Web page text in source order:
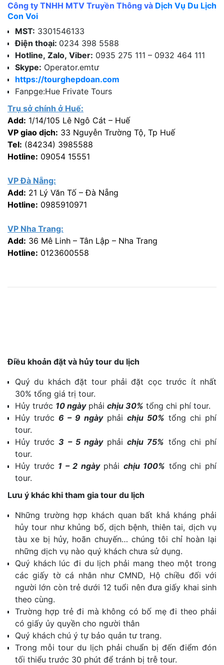
Công ty TNHH MTV Truyền Thông và Dịch Vụ Du Lịch
Con Voi
MST: 3301546133
Điện thoại: 0234 398 5588
Hotline, Zalo, Viber: 0935 275 111 – 0932 464 111
Skype: Operator.emtư
https://tourghepdoan.com
Fanpge:Hue Frivate Tours
Trụ sở chính ở Huế:
Add: 1/14/105 Lê Ngô Cát – Huế
VP giao dịch: 33 Nguyễn Trường Tộ, Tp Huế
Tel: (84234) 3985588
Hotline: 09054 15551
VP Đà Nẵng:
Add: 21 Lý Văn Tố – Đà Nẵng
Hotline: 0985910971
VP Nha Trang:
Add: 36 Mê Linh – Tân Lập – Nha Trang
Hotline: 0123600558
Điều khoản đặt và hủy tour du lịch
Quý du khách đặt tour phải đặt cọc trước ít nhất
30% tổng giá trị tour.
Hủy trước 10 ngàyphải chịu 30% tổng chi phí tour.
Hủy trước 6 – 9 ngàyphải chịu 50% tổng chi phí
tour.
Hủy trước3 – 5 ngàyphảichịu 75% tổng chi phí
tour.
Hủy trước 1 – 2 ngàyphải chịu 100% tổng chi phí
tour.
Lưu ý khác khi tham gia tour du lịch
Những trường hợp khách quan bất khả kháng phải
hủy tour như khủng bố, dịch bệnh, thiên tai, dịch vụ
tàu xe bị hủy, hoãn chuyến… chúng tôi chỉ hoàn lại
những dịch vụ nào quý khách chưa sử dụng.
Quý khách lúc đi du lịch phải mang theo một trong
các giấy tờ cá nhân như CMND, Hộ chiều đối với
người lớn còn trẻ dưới 12 tuổi nên đưa giấy khai sinh
theo cùng.
Trường hợp trẻ đi mà không có bố mẹ đi theo phải
có giấy ủy quyền cho người thân
Quý khách chú ý tự bảo quản tư trang.
Trong mỗi tour du lịch phải chuẩn bị đến điểm đón
tối thiểu trước 30 phút để tránh bị trễ tour.